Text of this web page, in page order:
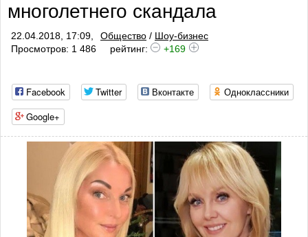
многолетнего скандала
22.04.2018, 17:09, Общество / Шоу-бизнес
Просмотров: 1 486
рейтинг: +169
Facebook Twitter Вконтакте
Одноклассники
Google+